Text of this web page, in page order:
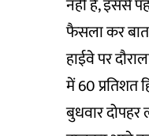
नहीं है, इससे
फैसला कर
हाईवे पर
में 60 प्रतिशत
बुधवार